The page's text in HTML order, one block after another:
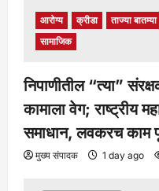
आरोग्य क्रीडा ताज्या बातम्या
सामाजिक
निपाणीतील “त्या”
कामाला वेग; राष्ट्रीय
समाधान, लवकरच काम
मुख्य संपादक 1 day ago